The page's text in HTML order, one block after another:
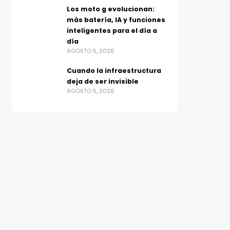
Los moto g evolucionan:
más batería, IA y funciones
inteligentes para el día a
día
AGOSTO 5, 2026
Cuando la infraestructura
deja de ser invisible
AGOSTO 5, 2026